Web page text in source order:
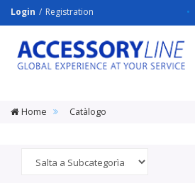
Login Registration
ACCESSORY
LINE
Srl
Home Catàlogo